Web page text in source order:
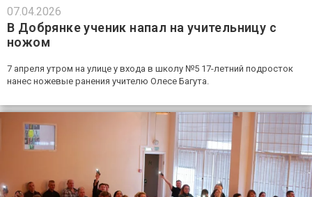
07.04.2026
В Добрянке ученик напал на учительницу с
ножом
7 апреля утром на улице у входа в школу №5 17-летний подросток
нанес ножевые ранения учителю Олесе Багута.